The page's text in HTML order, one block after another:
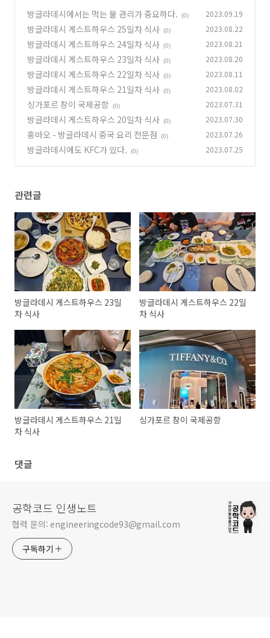
방글라데시에서는 먹는 물 관리가 중요하다.
(0) 2023.09.19
방글라데시 게스트하우스 25일차 식사 (0) 2023.08.22
방글라데시 게스트하우스 24일차 식사 (0) 2023.08.21
방글라데시 게스트하우스 23일차 식사 (0) 2023.08.20
방글라데시 게스트하우스 22일차 식사 (0) 2023.08.11
방글라데시 게스트하우스 21일차 식사 (0) 2023.08.02
싱가포르 창이 국제공항 (0) 2023.07.31
방글라데시 게스트하우스 20일차 식사 (0) 2023.07.30
홍바오 - 방글라데시 중국 요리 전문점 (0) 2023.07.26
방글라데시에도 KFC가 있다. (0) 2023.07.25
관련글
방글라데시 게스트하우스 23일
차 식사
방글라데시 게스트하우스 22일
차 식사
방글라데시 게스트하우스 21일
차 식사
싱가포르 창이 국제공항
댓글
공학코드 인생노트
협력 문의: engineeringcode93@gmail.com
구독하기